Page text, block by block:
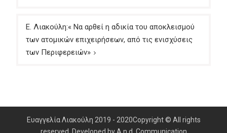
Ε. Λιακούλη:« Να αρθεί η αδικία του αποκλεισμού
των ατομικών επιχειρήσεων, από τις ενισχύσεις
των Περιφερειών»
Ευαγγελία Λιακούλη 2019 - 2020Copyright © All rights
reserved. Developed by A.n.d. Communication